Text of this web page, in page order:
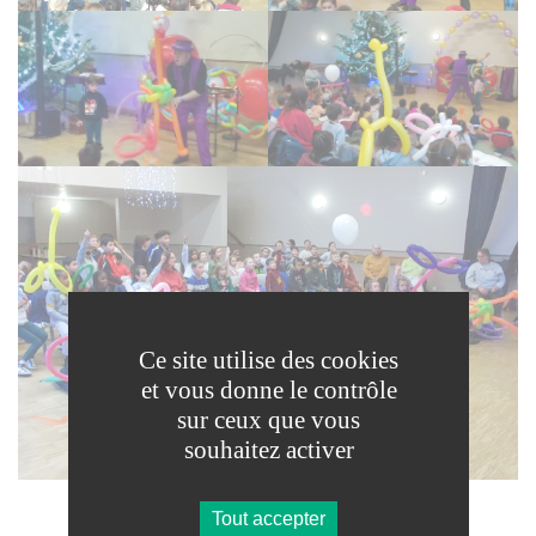
Ce site utilise des cookies
et vous donne le contrôle
sur ceux que vous
souhaitez activer
Tout accepter